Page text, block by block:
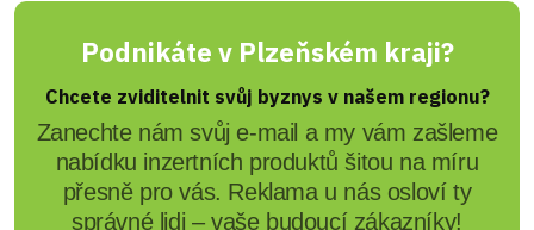
Podnikáte v Plzeňském kraji?
Chcete zviditelnit svůj byznys v našem regionu?
Zanechte nám svůj e-mail a my vám zašleme
nabídku inzertních produktů šitou na míru
přesně pro vás. Reklama u nás osloví ty
správné lidi – vaše budoucí zákazníky!